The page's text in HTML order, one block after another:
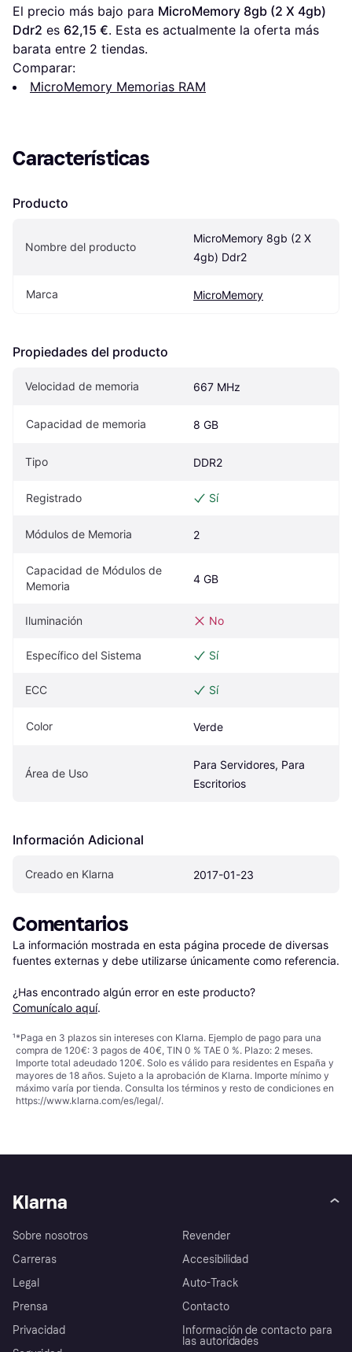
El precio más bajo para MicroMemory 8gb (2 X 4gb)
Ddr2 es 62,15 €. Esta es actualmente la oferta más
barata entre 2 tiendas.
Comparar:
MicroMemory Memorias RAM
Características
Producto
Nombre del producto
MicroMemory 8gb (2 X
4gb) Ddr2
Marca MicroMemory
Propiedades del producto
Velocidad de memoria 667 MHz
Capacidad de memoria 8 GB
Tipo DDR2
Registrado Sí
Módulos de Memoria 2
Capacidad de Módulos de
Memoria
4 GB
Iluminación No
Específico del Sistema Sí
ECC Sí
Color Verde
Área de Uso
Para Servidores, Para
Escritorios
Información Adicional
Creado en Klarna 2017-01-23
Comentarios
La información mostrada en esta página procede de diversas
fuentes externas y debe utilizarse únicamente como referencia.
¿Has encontrado algún error en este producto?
Comunícalo aquí.
¹*Paga en 3 plazos sin intereses con Klarna. Ejemplo de pago para una
compra de 120€: 3 pagos de 40€, TIN 0 % TAE 0 %. Plazo: 2 meses.
Importe total adeudado 120€. Solo es válido para residentes en España y
mayores de 18 años. Sujeto a la aprobación de Klarna. Importe mínimo y
máximo varía por tienda. Consulta los términos y resto de condiciones en
https://www.klarna.com/es/legal/.
Klarna
Sobre nosotros
Carreras
Legal
Prensa
Privacidad
Revender
Accesibilidad
Auto-Track
Contacto
Información de contacto para
las autoridades